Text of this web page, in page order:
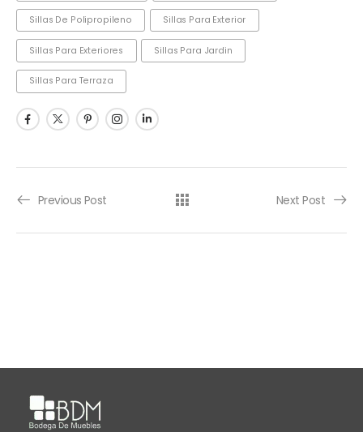
Sillas De Polipropileno Sillas Para Exterior
Sillas Para Exteriores Sillas Para Jardin
Sillas Para Terraza
Previous Post Next Post